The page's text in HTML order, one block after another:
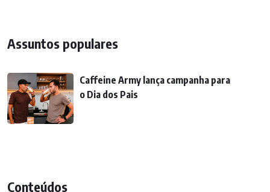
Assuntos populares
Caffeine Army lança campanha para
o Dia dos Pais
Conteúdos